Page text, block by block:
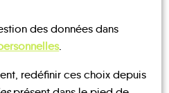
MOBILITE
TRANSPORTS
DEMANDE
des données dans
.
redéfinir ces choix depuis